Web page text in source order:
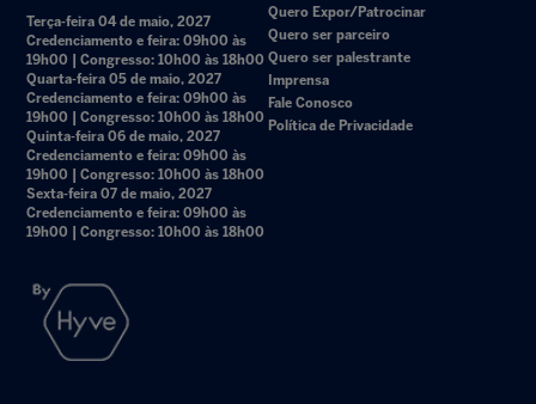
Terça-feira 04 de maio, 2027
Credenciamento e feira: 09h00 às
19h00 | Congresso: 10h00 às 18h00
Quarta-feira 05 de maio, 2027
Credenciamento e feira: 09h00 às
19h00 | Congresso: 10h00 às 18h00
Quinta-feira 06 de maio, 2027
Credenciamento e feira: 09h00 às
19h00 | Congresso: 10h00 às 18h00
Sexta-feira 07 de maio, 2027
Credenciamento e feira: 09h00 às
19h00 | Congresso: 10h00 às 18h00
Quero Expor/Patrocinar
Quero ser parceiro
Quero ser palestrante
Imprensa
Fale Conosco
Política de Privacidade